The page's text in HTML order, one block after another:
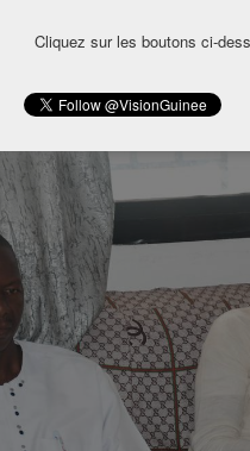
aux communautés
de Souapiti. Cette
des eaux durant la
dans les zones
Cliquez sur les boutons ci-